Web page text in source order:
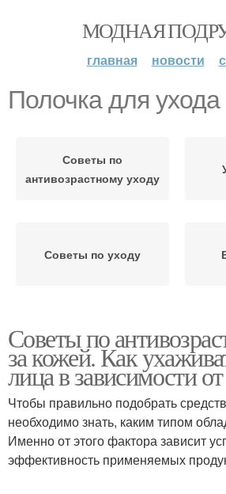
МОДНАЯ
главная новости
Полочка для ухода
Советы по
антивозрастному уходу
Советы по уходу
Уход за сухой и
Мероприятия при уходе
Советы по
за кожей. Как
лица в зависимости
Чтобы правильно подобрать
необходимо знать, каким типом
Именно от этого фактора зависит
эффективность применяемых